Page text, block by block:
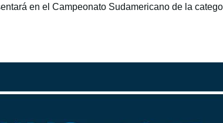
en el Campeonato Sudamericano de la